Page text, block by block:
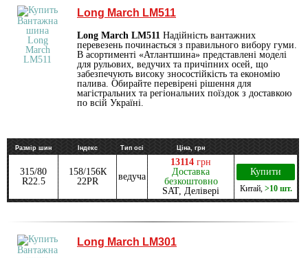
Long March LM511
Long March LM511 Надійність вантажних
перевезень починається з правильного вибору гуми.
В асортименті «Атлантшина» представлені моделі
для рульових, ведучих та причіпних осей, що
забезпечують високу зносостійкість та економію
палива. Обирайте перевірені рішення для
магістральних та регіональних поїздок з доставкою
по всій Україні.
Размір шин Індекс Тип осі Ціна, грн
315/80
R22.5
158/156К
22PR
ведуча
13114 грн
Доставка
безкоштовно
SAT, Делівері
Купити
Китай, >10 шт.
Long March LM301